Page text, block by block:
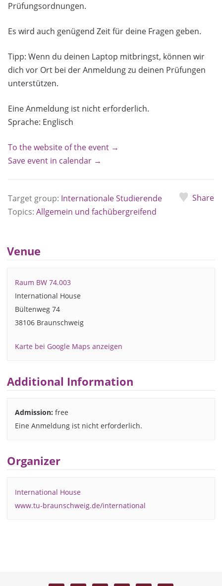
Prüfungsordnungen.
Es wird auch genügend Zeit für deine Fragen geben.
Tipp: Wenn du deinen Laptop mitbringst, können wir
dich vor Ort bei der Anmeldung zu deinen Prüfungen
unterstützen.
Eine Anmeldung ist nicht erforderlich.
Sprache: Englisch
To the website of the event →
Save event in calendar →
Target group: Internationale Studierende
Topics: Allgemein und fachübergreifend
Share
Venue
Raum BW 74.003
International House
Bültenweg 74
38106 Braunschweig
Karte bei Google Maps anzeigen
Additional Information
Admission: free
Eine Anmeldung ist nicht erforderlich.
Organizer
International House
www.tu-braunschweig.de/international